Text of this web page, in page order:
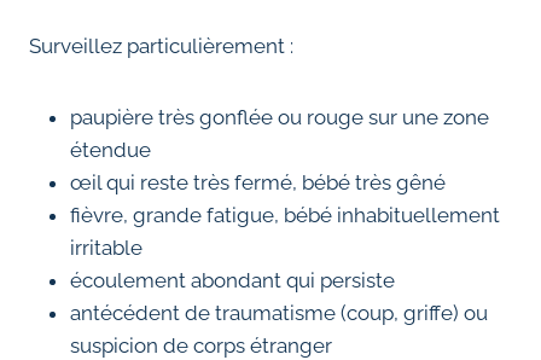
Surveillez particulièrement :
paupière très gonflée ou rouge sur une zone
étendue
œil qui reste très fermé, bébé très gêné
fièvre, grande fatigue, bébé inhabituellement
irritable
écoulement abondant qui persiste
antécédent de traumatisme (coup, griffe) ou
suspicion de corps étranger